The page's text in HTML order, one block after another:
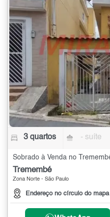
3 quartos - suíte
Sobrado à Venda no
Tremembé
Zona Norte - São Paulo
Endereço no círculo do mapa